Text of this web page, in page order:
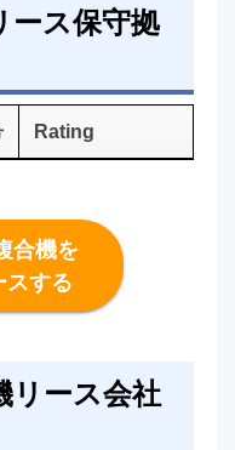
ース保守拠
Rating
合機を
スする
リース会社